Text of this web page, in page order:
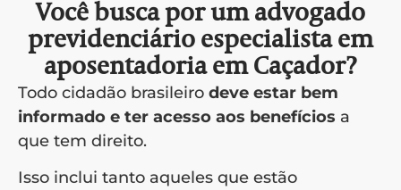
Você busca por um advogado
previdenciário especialista em
aposentadoria em Caçador?
Todo cidadão brasileiro deve estar bem
informado e ter acesso aos benefícios a
que tem direito.
Isso inclui tanto aqueles que estão